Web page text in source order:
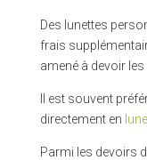
Des lunettes
frais
amené à devoir
Il est souvent
directement en
Parmi les devoirs